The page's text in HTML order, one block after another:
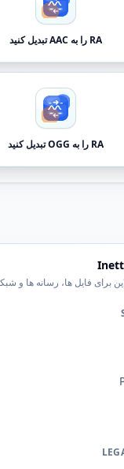
RA را به AAC تبدیل کنید
RA را به OGG تبدیل کنید
برای فایل ها، رسانه ها و